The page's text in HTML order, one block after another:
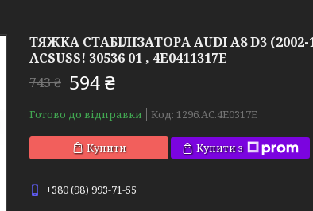
ТЯЖКА СТАБІЛІЗАТОРА AUDI A8 D3 (2002-
ACSUSS! 30536 01 , 4E0411317E
743 ₴ 594 ₴
Готово до відправки Код: 1296.AC.4E0317E
Купити Купити з
+380 (98) 993-71-55